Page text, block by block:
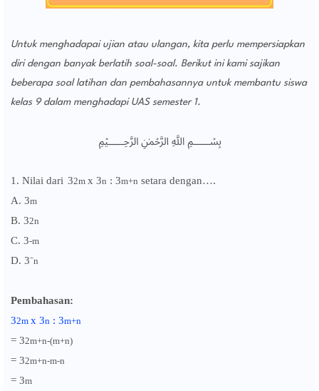
Untuk menghadapai ujian atau ulangan, kita perlu mempersiapkan
diri dengan banyak berlatih soal-soal. Berikut ini kami sajikan
beberapa soal latihan dan pembahasannya untuk membantu siswa
kelas 9 dalam menghadapi UAS semester 1.
﷽
1. Nilai dari 32m x 3n : 3m+n setara dengan….
A. 3m
B. 32n
C. 3-m
D. 3⁻n
Pembahasan:
32m x 3n : 3m+n
= 32m+n-(m+n)
= 32m+n-m-n
= 3m